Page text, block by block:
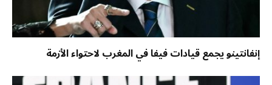
إنفانتينو يجمع قيادات فيفا في المغرب لاحتواء الأزمة